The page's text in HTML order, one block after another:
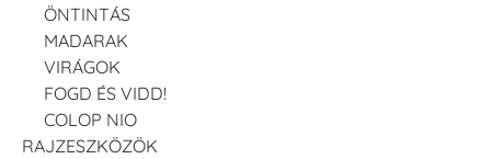
ÖNTINTÁS
MADARAK
VIRÁGOK
FOGD ÉS VIDD!
COLOP NIO
RAJZESZKÖZÖK